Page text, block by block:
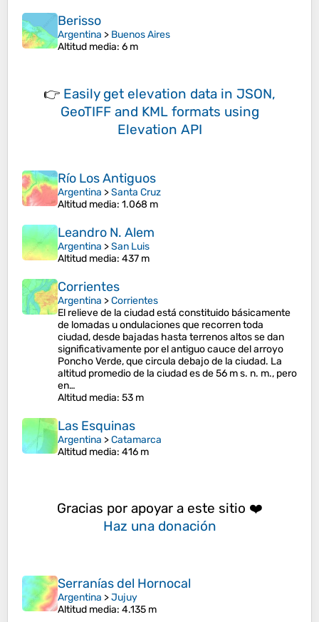
Berisso
Argentina > Buenos Aires
Altitud media: 6 m
👉 Easily get elevation data in JSON,
GeoTIFF and KML formats using
Elevation API
Río Los Antiguos
Argentina >Santa Cruz
Altitud media: 1.068 m
Leandro N. Alem
Argentina >San Luis
Altitud media: 437 m
Corrientes
Argentina >Corrientes
El relieve de la ciudad está constituido básicamente
de lomadas u ondulaciones que recorren toda
ciudad, desde bajadas hasta terrenos altos se dan
significativamente por el antiguo cauce del arroyo
Poncho Verde, que circula debajo de la ciudad. La
altitud promedio de la ciudad es de 56 m s. n. m., pero
en…
Altitud media: 53 m
Las Esquinas
Argentina >Catamarca
Altitud media: 416 m
Gracias por apoyar a este sitio ❤️
Haz una donación
Serranías del Hornocal
Argentina >Jujuy
Altitud media: 4.135 m